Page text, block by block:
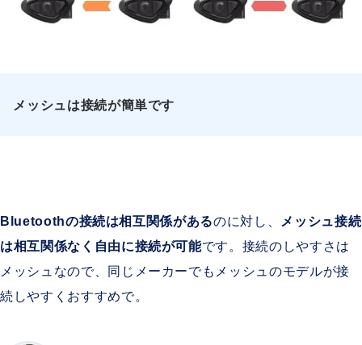
メッシュは接続が簡単です
Bluetoothの接続は相互関係があるのに対し、
メッシュ接続
は相互関係なく自由に接続が可能です。接続のしやすさは
メッシュなので、同じメーカーでもメッシュのモデルが接
続しやすくおすすめで。